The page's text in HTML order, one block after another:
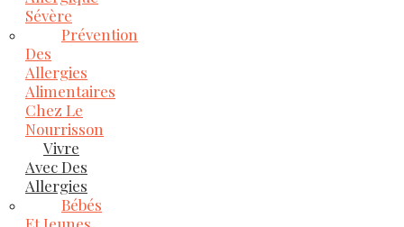
Sévère
Prévention
Des
Allergies
Alimentaires
Chez Le
Nourrisson
Vivre
Avec Des
Allergies
Bébés